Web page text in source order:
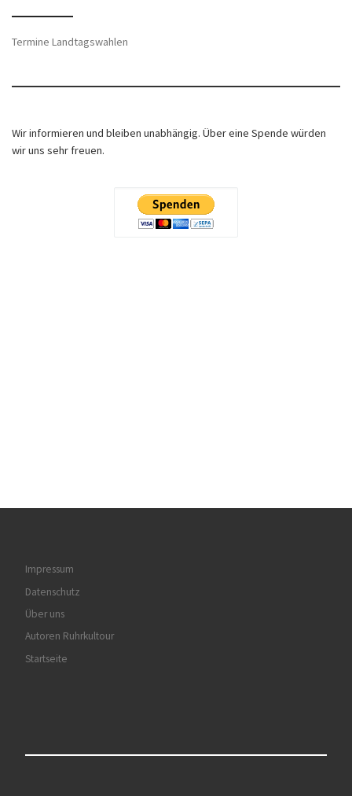
Termine Landtagswahlen
Wir informieren und bleiben unabhängig. Über eine Spende würden
wir uns sehr freuen.
Impressum
Datenschutz
Über uns
Autoren Ruhrkultour
Startseite